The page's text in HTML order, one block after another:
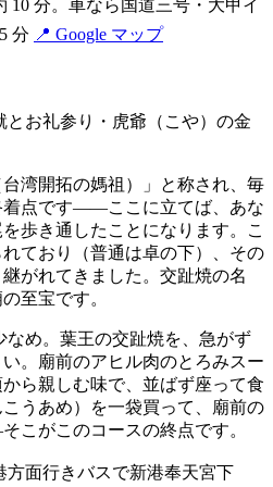
10 分。車なら国道三号・大甲イ
分 📍 Google マップ
お礼参り・虎爺（こや）の金
湾開拓の媽祖）」と称され、毎
着点です——ここに立てば、あな
歩き通したことになります。こ
ており（普通は卓の下）、その
がれてきました。交趾焼の名
至宝です。
め。葉王の交趾焼を、急がず
。廟前のアヒル肉のとろみスー
ら親しむ味で、並ばず座って食
うあめ）を一袋買って、廟前の
こがこのコースの終点です。
面行きバスで新港奉天宮下